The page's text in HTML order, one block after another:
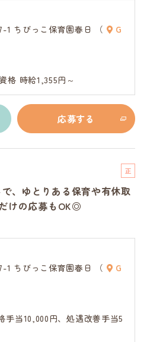
1 ちびっこ保育園春日 （
G
格 時給1,355円～
応募する
正
員
、ゆとりある保育や有休取
けの応募もOK◎
1 ちびっこ保育園春日 （
G
当10,000円、処遇改善手当5